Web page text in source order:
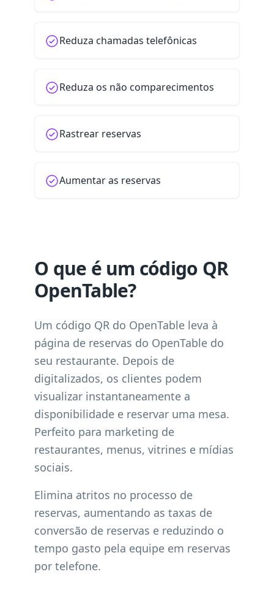
Reduza chamadas telefônicas
Reduza os não comparecimentos
Rastrear reservas
Aumentar as reservas
O que é um código QR
OpenTable?
Um código QR do OpenTable leva à
página de reservas do OpenTable do
seu restaurante. Depois de
digitalizados, os clientes podem
visualizar instantaneamente a
disponibilidade e reservar uma mesa.
Perfeito para marketing de
restaurantes, menus, vitrines e mídias
sociais.
Elimina atritos no processo de
reservas, aumentando as taxas de
conversão de reservas e reduzindo o
tempo gasto pela equipe em reservas
por telefone.